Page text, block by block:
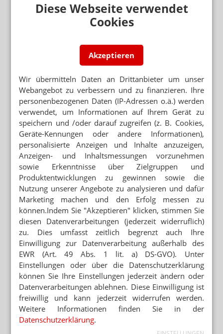
Diese Webseite verwendet
Cookies
Akzeptieren
Wir übermitteln Daten an Drittanbieter um unser
Webangebot zu verbessern und zu finanzieren. Ihre
personenbezogenen Daten (IP-Adressen o.ä.) werden
verwendet, um Informationen auf Ihrem Gerät zu
speichern und /oder darauf zugreifen (z. B. Cookies,
Geräte-Kennungen oder andere Informationen),
personalisierte Anzeigen und Inhalte anzuzeigen,
Anzeigen- und Inhaltsmessungen vorzunehmen
sowie Erkenntnisse über Zielgruppen und
Produktentwicklungen zu gewinnen sowie die
Nutzung unserer Angebote zu analysieren und dafür
Marketing machen und den Erfolg messen zu
können.Indem Sie "Akzeptieren" klicken, stimmen Sie
diesen Datenverarbeitungen (jederzeit widerruflich)
zu. Dies umfasst zeitlich begrenzt auch Ihre
Einwilligung zur Datenverarbeitung außerhalb des
EWR (Art. 49 Abs. 1 lit. a) DS-GVO). Unter
Einstellungen oder über die Datenschutzerklärung
können Sie Ihre Einstellungen jederzeit ändern oder
Datenverarbeitungen ablehnen. Diese Einwilligung ist
freiwillig und kann jederzeit widerrufen werden.
Weitere Informationen finden Sie in der
Datenschutzerklärung.
CORONA-TESTS FÜR ALLE
Mattheis (SPD): Bund sollte Laien-Tests
FÜR WEN UND WOFÜR?
Beratung: Corona-Schnelltest
VON PCR BIS URINTEST
Coronatests: Die Verfahren im Überblick
Mehr zum Thema
NEM FÜR ERWACHSENDE VERABREICHT
Wieder Vitamin-D-Vergiftung bei Säugling
STREICHUNG DER ERSTATTUNGSFÄHIGKEIT
Cannabisversorgung: Lob für GKV und KBV
PREISSENKUNG NACH BESTELLUNG
Monatswechsel: Apotheke verliert 2000 Euro
Mehr aus Ressort
DEAL LÄSST AUF SICH WARTEN
Platform Group: Polstermöbel vor AEP
PARTNER VON RX-PLATTFORMEN
Abnehmspritzen: Reimporteur spielt Versandapotheke